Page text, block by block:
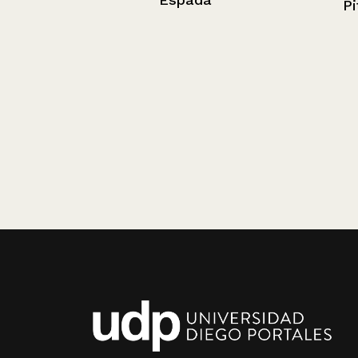
Pito en el